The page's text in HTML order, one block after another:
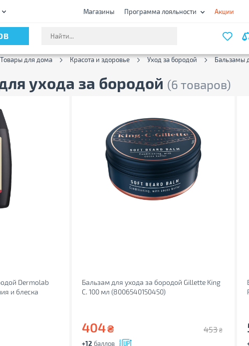
Магазины Программа лояльности Акции
Товары для дома Красота и здоровье Уход за бородой Бальзамы
ухода за бородой (6 товаров)
Dermolab
и блеска
Бальзам для ухода за бородой Gillette King
C. 100 мл (8006540150450)
404₴ 453 ₴
+12 баллов